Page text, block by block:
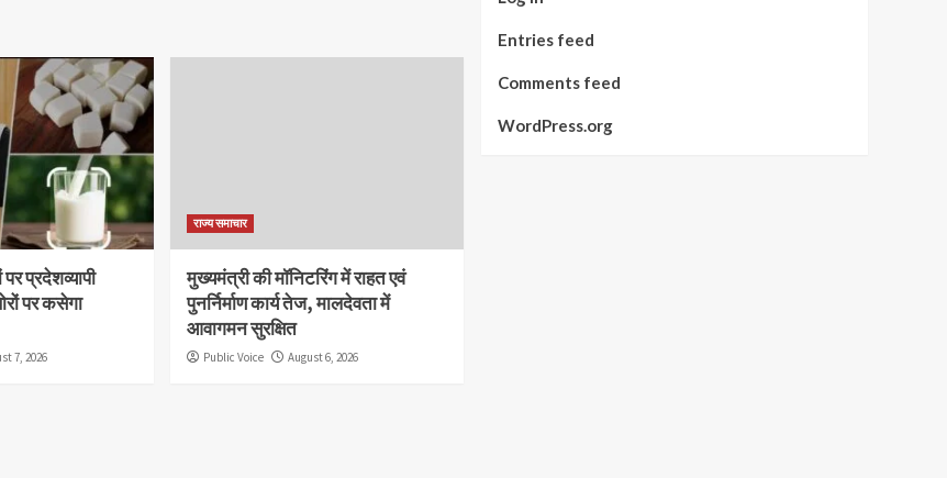
प्रदेशव्यापी
पर कसेगा
7, 2026
राज्य समाचार
मुख्यमंत्री की मॉनिटरिंग में राहत एवं
पुनर्निर्माण कार्य तेज, मालदेवता में
आवागमन सुरक्षित
Public Voice August 6, 2026
Entries feed
Comments feed
WordPress.org